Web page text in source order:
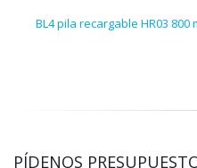
BL4 pila recargable HR03 800
PÍDENOS